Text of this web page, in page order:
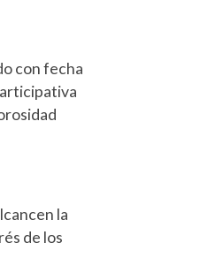
con fecha
la
de los